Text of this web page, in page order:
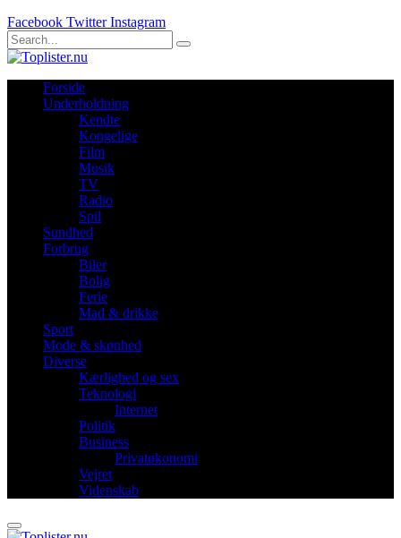
Facebook Twitter Instagram
Forside
Underholdning
Kendte
Kongelige
Film
Musik
TV
Radio
Spil
Sundhed
Forbrug
Biler
Bolig
Ferie
Mad & drikke
Sport
Mode & skønhed
Diverse
Kærlighed og sex
Teknologi
Internet
Politik
Business
Privatøkonomi
Vejret
Videnskab